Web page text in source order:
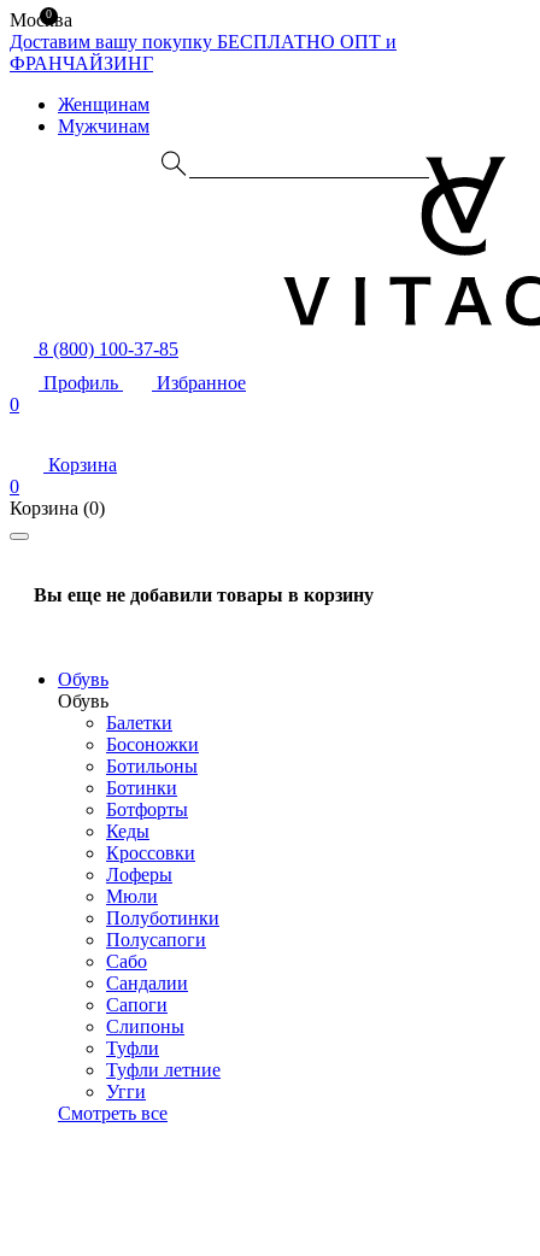
Москва
Доставим вашу покупку БЕСПЛАТНО ОПТ и
ФРАНЧАЙЗИНГ
Женщинам
Мужчинам
8 (800) 100-37-85
Профиль
Избранное
0
Корзина
0
Корзина (0)
Вы еще не добавили товары в корзину
Обувь
Обувь
Балетки
Босоножки
Ботильоны
Ботинки
Ботфорты
Кеды
Кроссовки
Лоферы
Мюли
Полуботинки
Полусапоги
Сабо
Сандалии
Сапоги
Слипоны
Туфли
Туфли летние
Угги
Смотреть все
0